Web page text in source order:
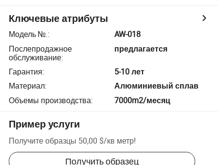
Ключевые атрибуты
Модель №.:
AW-018
Послепродажное
обслуживание:
предлагается
Гарантия:
5-10 лет
Материал:
Алюминиевый сплав
Объемы производства: 7000m2/месяц
Пример услуги
Получите образцы 50,00 $/кв метр!
Получить образец